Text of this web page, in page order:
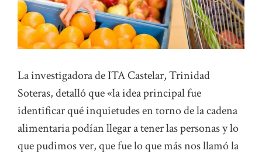
La investigadora de ITA Castelar, Trinidad
Soteras, detalló que «la idea principal fue
identificar qué inquietudes en torno de la cadena
alimentaria podían llegar a tener las personas y lo
que pudimos ver, que fue lo que más nos llamó la